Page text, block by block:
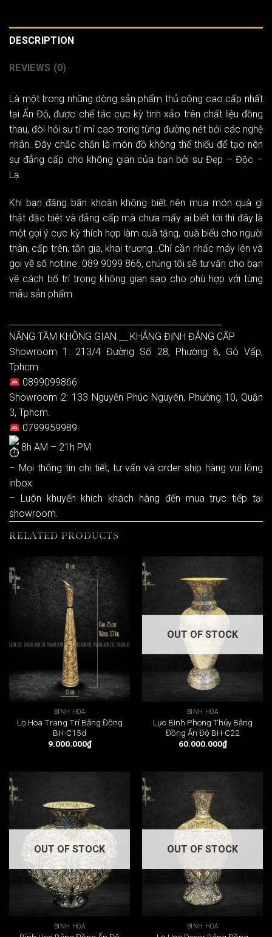
DESCRIPTION
REVIEWS (0)
Là một trong những dòng sản phẩm thủ công cao cấp nhất
tại Ấn Độ, được chế tác cực kỳ tinh xảo trên chất liệu đồng
thau, đòi hỏi sự tỉ mỉ cao trong từng đường nét bởi các nghệ
nhân. Đây chắc chắn là món đồ không thể thiếu để tạo nên
sự đẳng cấp cho không gian của bạn bởi sự Đẹp – Độc –
Lạ.
Khi bạn đăng băn khoăn không biết nên mua món quà gì
thật đặc biệt và đẳng cấp mà chưa mấy ai biết tới thì đây là
một gợi ý cực kỳ thích hợp làm quà tặng, quà biếu cho người
thân, cấp trên, tân gia, khai trương…Chỉ cần nhấc máy lên và
gọi về số hotline: 089 9099 866, chúng tôi sẽ tư vấn cho bạn
về cách bố trí trong không gian sao cho phù hợp với từng
mẫu sản phẩm.
NÂNG TẦM KHÔNG GIAN __ KHẲNG ĐỊNH ĐẲNG CẤP
Showroom 1: 213/4 Đường Số 28, Phường 6, Gò Vấp,
Tphcm.
0899099866
Showroom 2: 133 Nguyễn Phúc Nguyên, Phường 10, Quận
3, Tphcm.
0799959989
8h AM – 21h PM
– Mọi thông tin chi tiết, tư vấn và order ship hàng vui lòng
inbox.
– Luôn khuyến khích khách hàng đến mua trực tiếp tại
showroom.
RELATED PRODUCTS
BÌNH HOA
Lọ Hoa Trang Trí Bằng Đồng
BH-C15d
9.000.000₫
OUT OF STOCK
BÌNH HOA
Lục Bình Phong Thủy Bằng
Đồng Ấn Độ BH-C22
60.000.000₫
OUT OF STOCK
BÌNH HOA
OUT OF STOCK
BÌNH HOA